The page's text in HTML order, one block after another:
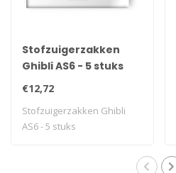
Stofzuigerzakken
Ghibli AS6 - 5 stuks
€12,72
Stofzuigerzakken Ghibli
AS6 - 5 stuks